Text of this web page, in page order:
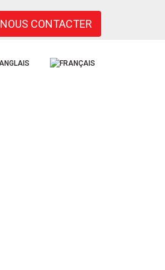
NOUS CONTACTER